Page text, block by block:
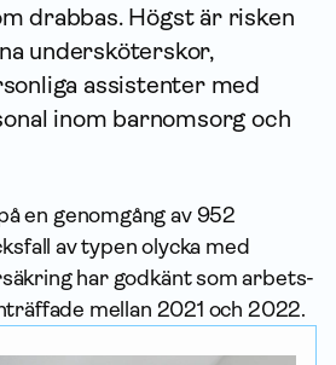
drabbas. Högst är risken
undersköterskor,
assistenter med
inom barnomsorg och
en genomgång av 952
av typen olycka med
har godkänt som arbets­
mellan 2021 och 2022.